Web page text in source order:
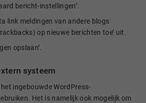
bericht-instellingen’.
link meldingen van andere blogs
op nieuwe berichten toe’ uit.
opslaan’.
systeem
ingebouwde WordPress-
Het is namelijk ook mogelijk om